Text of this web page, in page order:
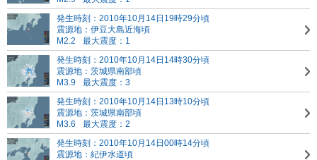
発生時刻：2010年10月14日19時29分頃
震源地：伊豆大島近海頃
M2.2
最大震度：1
発生時刻：2010年10月14日14時30分頃
震源地：茨城県南部頃
M3.9
最大震度：3
発生時刻：2010年10月14日13時10分頃
震源地：茨城県南部頃
M3.6
最大震度：2
発生時刻：2010年10月14日00時14分頃
震源地：紀伊水道頃